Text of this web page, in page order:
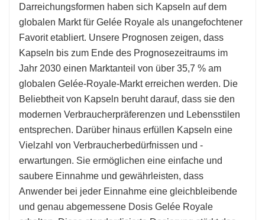
Darreichungsformen haben sich Kapseln auf dem
globalen Markt für Gelée Royale als unangefochtener
Favorit etabliert. Unsere Prognosen zeigen, dass
Kapseln bis zum Ende des Prognosezeitraums im
Jahr 2030 einen Marktanteil von über 35,7 % am
globalen Gelée-Royale-Markt erreichen werden. Die
Beliebtheit von Kapseln beruht darauf, dass sie den
modernen Verbraucherpräferenzen und Lebensstilen
entsprechen. Darüber hinaus erfüllen Kapseln eine
Vielzahl von Verbraucherbedürfnissen und -
erwartungen. Sie ermöglichen eine einfache und
saubere Einnahme und gewährleisten, dass
Anwender bei jeder Einnahme eine gleichbleibende
und genau abgemessene Dosis Gelée Royale